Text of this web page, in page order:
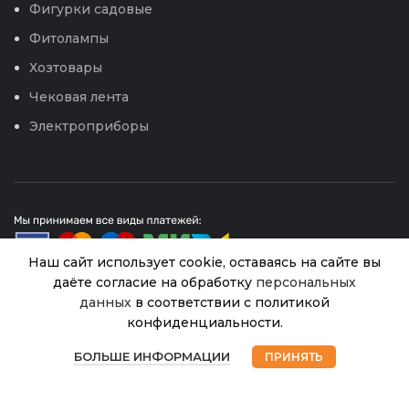
Фигурки садовые
Фитолампы
Хозтовары
Чековая лента
Электроприборы
Интернет магазин Успех. ИП Хрипунов Сергей
Александрович
ИНН 420800180243 / ОГРНИП 304420530300327
Все права защищены.Персональные данные.
Наш сайт использует cookie, оставаясь на сайте вы
даёте согласие на обработку персональных
данных в соответствии с политикой
конфиденциальности.
БОЛЬШЕ ИНФОРМАЦИИ ПРИНЯТЬ
ОТ МУХ
гранулированная
приманка 10г (Ортон)40.00₽
Нет в
Магазин Избранное Корзина Мой аккаунт